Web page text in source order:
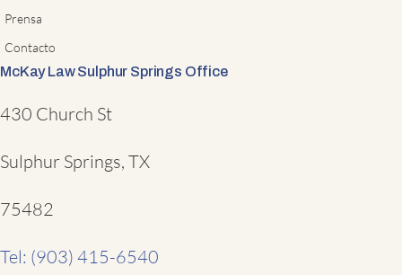
Prensa
Contacto
McKay Law Sulphur Springs Office
430 Church St
Sulphur Springs, TX
75482
Tel: (903) 415-6540